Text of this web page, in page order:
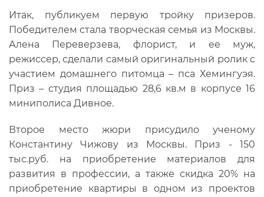
Итак, публикуем первую тройку призеров.
Победителем стала творческая семья из Москвы.
Алена Переверзева, флорист, и ее муж,
режиссер, сделали самый оригинальный ролик с
участием домашнего питомца – пса Хемингуэя.
Приз – студия площадью 28,6 кв.м в корпусе 16
миниполиса Дивное.
Второе место жюри присудило ученому
Константину Чижову из Москвы. Приз - 150
тыс.руб. на приобретение материалов для
развития в профессии, а также скидка 20% на
приобретение квартиры в одном из проектов